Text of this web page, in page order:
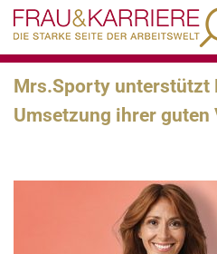
Mrs.Sporty unterstützt
Umsetzung ihrer guten